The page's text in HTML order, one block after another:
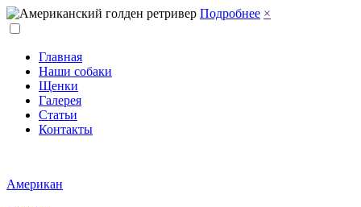
Подробнее ×
Главная
Наши собаки
Щенки
Галерея
Статьи
Контакты
Американ